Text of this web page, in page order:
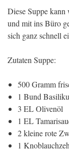
Diese Suppe kann
und mit ins Büro
sich ganz schnell
Zutaten Suppe:
500 Gramm
1 Bund
3 EL Olivenöl
1 EL
2 kleine rote
1